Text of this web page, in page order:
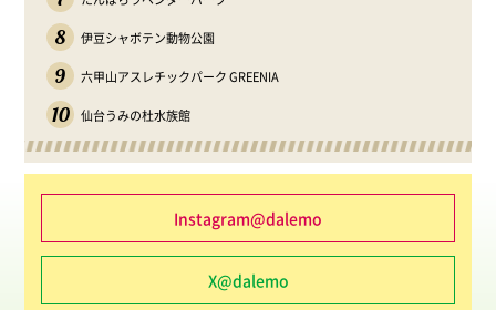
8 伊豆シャボテン動物公園
9 六甲山アスレチックパーク GREENIA
10 仙台うみの杜水族館
Instagram@dalemo
X@dalemo